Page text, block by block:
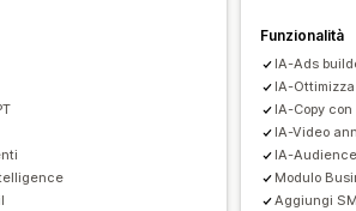
di impression
Funzionalità
IA-Ads
IA-
IA-Copy con
IA-Video
IA-
Modulo
Aggiungi